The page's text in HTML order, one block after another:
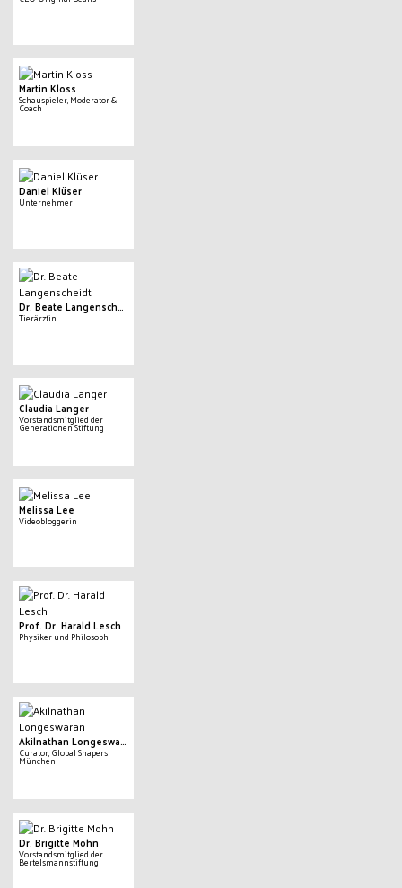
Martin Kloss
Schauspieler, Moderator &
Coach
Daniel Klüser
Unternehmer
Dr. Beate Langenscheidt
Tierärztin
Claudia Langer
Vorstandsmitglied der
Generationen Stiftung
Melissa Lee
Videobloggerin
Prof. Dr. Harald Lesch
Physiker und Philosoph
Akilnathan Longeswaran
Curator, Global Shapers
München
Dr. Brigitte Mohn
Vorstandsmitglied der
Bertelsmannstiftung